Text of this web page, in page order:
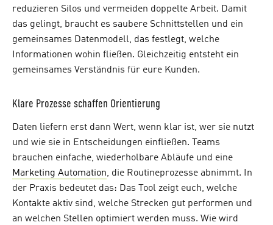
reduzieren Silos und vermeiden doppelte Arbeit. Damit
das gelingt, braucht es saubere Schnittstellen und ein
gemeinsames Datenmodell, das festlegt, welche
Informationen wohin fließen. Gleichzeitig entsteht ein
gemeinsames Verständnis für eure Kunden.
Klare Prozesse schaffen Orientierung
Daten liefern erst dann Wert, wenn klar ist, wer sie nutzt
und wie sie in Entscheidungen einfließen. Teams
brauchen einfache, wiederholbare Abläufe und eine
Marketing Automation, die Routineprozesse abnimmt. In
der Praxis bedeutet das: Das Tool zeigt euch, welche
Kontakte aktiv sind, welche Strecken gut performen und
an welchen Stellen optimiert werden muss. Wie wird